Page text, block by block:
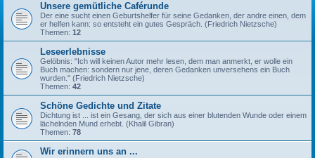
Unsere gemütliche Caférunde
Der eine sucht einen Geburtshelfer für seine Gedanken, der andre einen, dem
er helfen kann: so entsteht ein gutes Gespräch. (Friedrich Nietzsche)
Themen: 12
Leseerlebnisse
Gelöbnis: "Ich will keinen Autor mehr lesen, dem man anmerkt, er wolle ein
Buch machen: sondern nur jene, deren Gedanken unversehens ein Buch
wurden." (Friedrich Nietzsche)
Themen: 42
Schöne Gedichte und Zitate
Dichtung ist ... ist ein Gesang, der sich aus einer blutenden Wunde oder einem
lächelnden Mund erhebt. (Khalil Gibran)
Themen: 78
Wir erinnern uns an ...